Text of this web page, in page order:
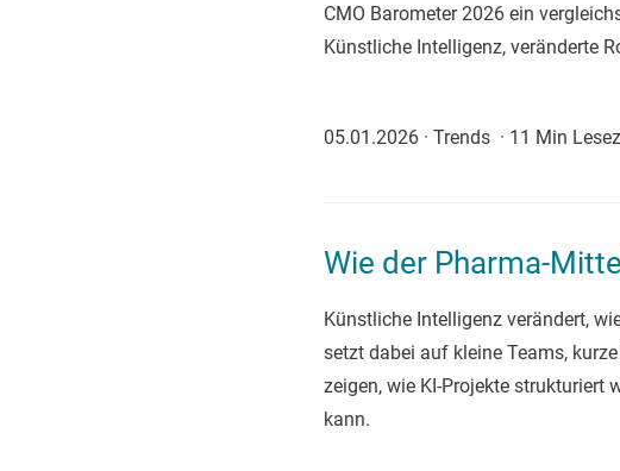
CMO Barometer 2026 ein
Künstliche Intelligenz, veränderte
05.01.2026 · Trends · 11 Min
Wie der Pharma-
Künstliche Intelligenz verändert,
setzt dabei auf kleine Teams,
zeigen, wie KI-Projekte
kann.